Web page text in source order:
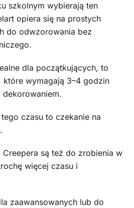
szkolnym wybierają ten
opiera się na prostych
do odwzorowania bez
dla początkujących, to
wymagają 3–4 godzin
dekorowaniem.
czasu to czekanie na
Creepera są też do zrobienia w
więcej czasu i
zaawansowanych lub do